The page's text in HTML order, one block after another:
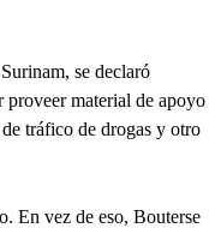
se declaró
proveer material de apoyo
tráfico de drogas y otro
En vez de eso, Bouterse